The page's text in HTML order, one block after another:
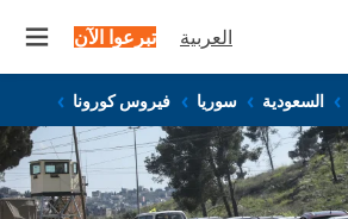
العربية تبرعوا الآن
السعودية سوريا فيروس كورونا